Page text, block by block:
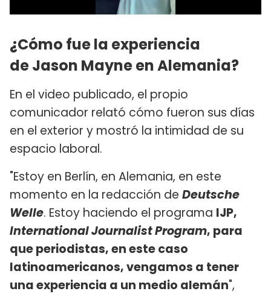
¿Cómo fue la experiencia
de Jason Mayne en Alemania?
En el video publicado, el propio
comunicador relató cómo fueron sus días
en el exterior y mostró la intimidad de su
espacio laboral.
"Estoy en Berlín, en Alemania, en este
momento en la redacción de Deutsche
Welle. Estoy haciendo el programa IJP,
International Journalist Program, para
que periodistas, en este caso
latinoamericanos, vengamos a tener
una experiencia a un medio alemán",